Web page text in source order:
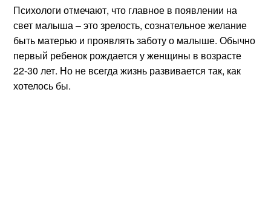
Психологи отмечают, что главное в появлении на
свет малыша – это зрелость, сознательное желание
быть матерью и проявлять заботу о малыше. Обычно
первый ребенок рождается у женщины в возрасте
22-30 лет. Но не всегда жизнь развивается так, как
хотелось бы.